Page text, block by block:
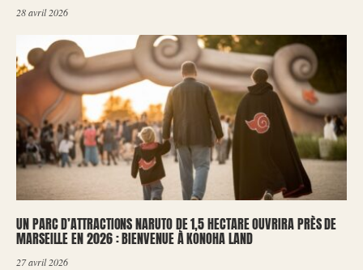
28 avril 2026
UN PARC D’ATTRACTIONS NARUTO DE 1,5 HECTARE OUVRIRA PRÈS DE
MARSEILLE EN 2026 : BIENVENUE À KONOHA LAND
27 avril 2026